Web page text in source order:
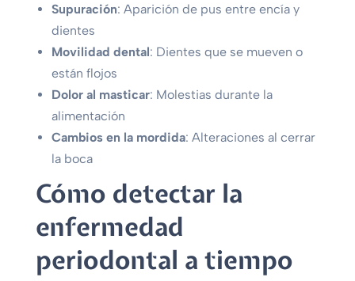
Supuración: Aparición de pus entre encía y
dientes
Movilidad dental: Dientes que se mueven o
están flojos
Dolor al masticar: Molestias durante la
alimentación
Cambios en la mordida: Alteraciones al cerrar
la boca
Cómo detectar la
enfermedad
periodontal a tiempo